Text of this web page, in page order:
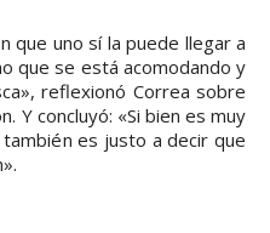
que uno sí la puede llegar a
que se está acomodando y
reflexionó Correa sobre
Y concluyó: «Si bien es muy
es justo a decir que